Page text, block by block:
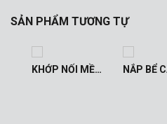
SẢN PHẨM TƯƠNG TỰ
KHỚP NỐI MỀM CHỐNG RUNG INOX